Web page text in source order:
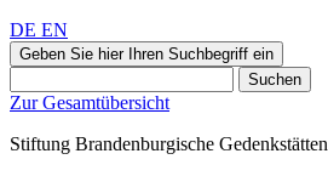
DE EN
Geben Sie hier Ihren Suchbegriff ein
Suchen
Zur Gesamtübersicht
Stiftung Brandenburgische Gedenkstätten